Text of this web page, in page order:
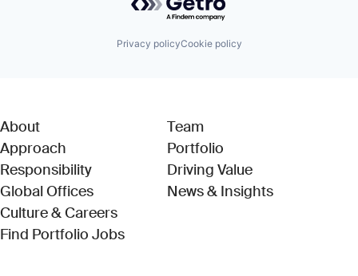
Privacy policyCookie policy
About
Approach
Responsibility
Global Offices
Culture & Careers
Find Portfolio Jobs(Link opens in new window)
Team
Portfolio
Driving Value
News & Insights